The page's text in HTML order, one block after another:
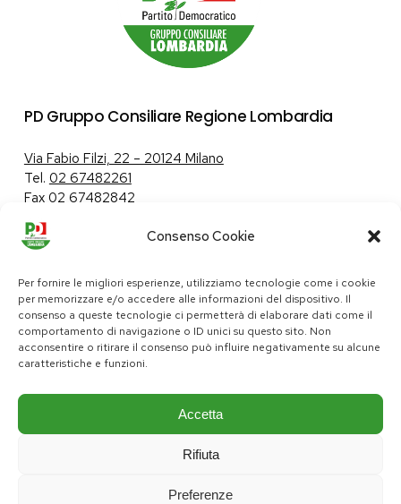
Consenso Cookie
Per fornire le migliori esperienze, utilizziamo tecnologie come i cookie
per memorizzare e/o accedere alle informazioni del dispositivo. Il
consenso a queste tecnologie ci permetterà di elaborare dati come il
comportamento di navigazione o ID unici su questo sito. Non
acconsentire o ritirare il consenso può influire negativamente su alcune
caratteristiche e funzioni.
Accetta
Rifiuta
Preferenze
PD Gruppo Consiliare Regione Lombardia
Via Fabio Filzi, 22 – 20124 Milano
Tel. 02 67482261
Fax 02 67482842
Tutela dei dati personali|Politica sui cookie
pd@consiglio.regione.lombardia.it
ufficiostampa.pd@consiglio.regione.lombardia.it
Pagine Facebook Gruppo Consiliare PD LombardiaPagina Messenger Gruppo Consiliare PD LombardiaPagina Instagram Gruppo PD LombardiaPagina Youtube Gruppo PD Lombardia